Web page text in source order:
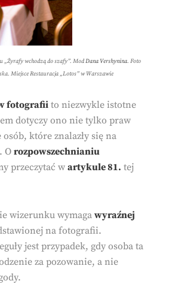
„Żyrafy wchodzą do szafy”. ModDana Vershynina. Foto
Miejsce Restauracja „Lotos” w Warszawie
fotografii to niezwykle istotne
dotyczy ono nie tylko praw
które znalazły się na
O rozpowszechnianiu
przeczytać w artykule 81. tej
wizerunku wymaga wyraźnej
na fotografii.
jest przypadek, gdy osoba ta
za pozowanie, a nie